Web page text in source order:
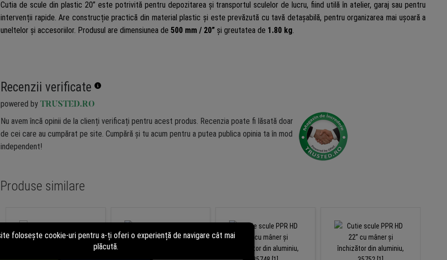
Cutia de scule din plastic 20” este potrivită pentru depozitarea și transportul sculelor de lucru, fiind utilă în atelier, garaj sau pentru
intervenții rapide. Are construcție practică din material plastic și este prevăzută cu tavă detașabilă, pentru organizarea mai ușoară a
uneltelor și accesoriilor. Produsul are dimensiunea de 500 mm / 20”și greutatea de 1.80 kg.
Recenzii verificate
powered by TRUSTED.RO
Nu avem încă opinii de la clienți verificați pentru acest produs. Recenzia poate fi lăsată doar
de cei care au cumpărat pe site. Cumpără și tu acum pentru a putea publica opinia ta în mod
independent!
Produse similare